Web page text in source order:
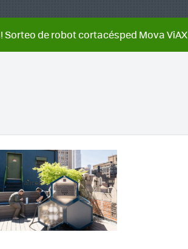
Sorteo de robot cortacésped Mova ViAX